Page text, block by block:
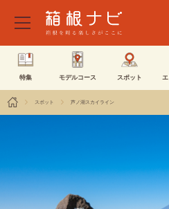
特集 モデルコース スポット
スポット 芦ノ湖スカイライン